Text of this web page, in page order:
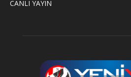
CANLI YAYIN